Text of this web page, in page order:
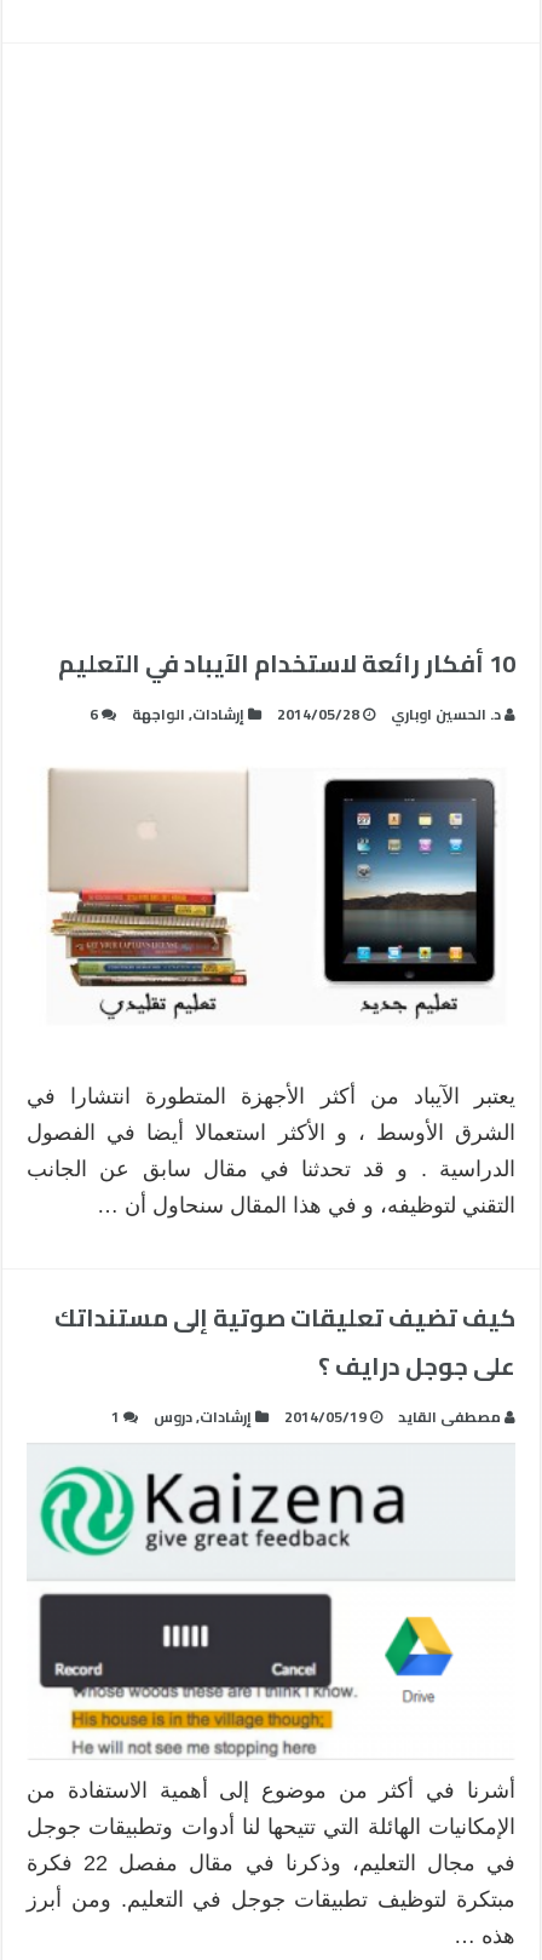
10 أفكار رائعة لاستخدام الآيباد في التعليم
د. الحسين اوباري 2014/05/28 إرشادات,الواجهة 6
يعتبر الآيباد من أكثر الأجهزة المتطورة انتشارا في
الشرق الأوسط ، و الأكثر استعمالا أيضا في الفصول
الدراسية . و قد تحدثنا في مقال سابق عن الجانب
التقني لتوظيفه، و في هذا المقال سنحاول أن …
كيف تضيف تعليقات صوتية إلى مستنداتك
على جوجل درايف ؟
مصطفى القايد 2014/05/19 إرشادات,دروس 1
أشرنا في أكثر من موضوع إلى أهمية الاستفادة من
الإمكانيات الهائلة التي تتيحها لنا أدوات وتطبيقات جوجل
في مجال التعليم، وذكرنا في مقال مفصل 22 فكرة
مبتكرة لتوظيف تطبيقات جوجل في التعليم. ومن أبرز
هذه …